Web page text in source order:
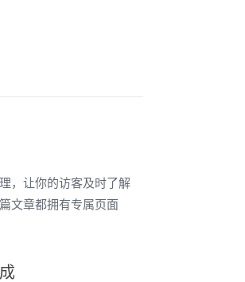
，让你的访客及时了解
文章都拥有专属页面